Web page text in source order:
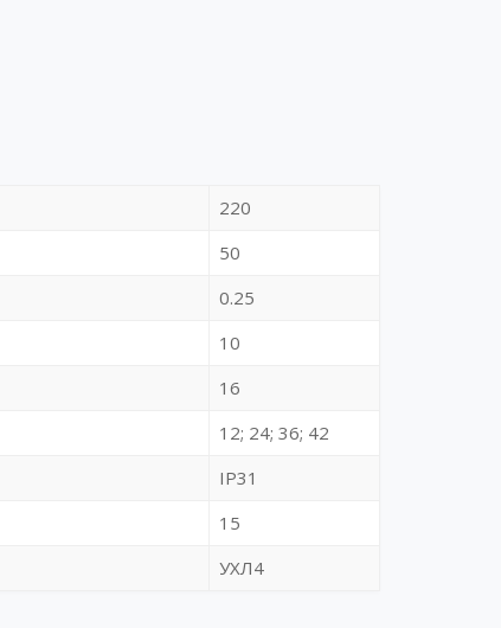
220
50
0.25
10
16
12; 24; 36; 42
IP31
15
УХЛ4